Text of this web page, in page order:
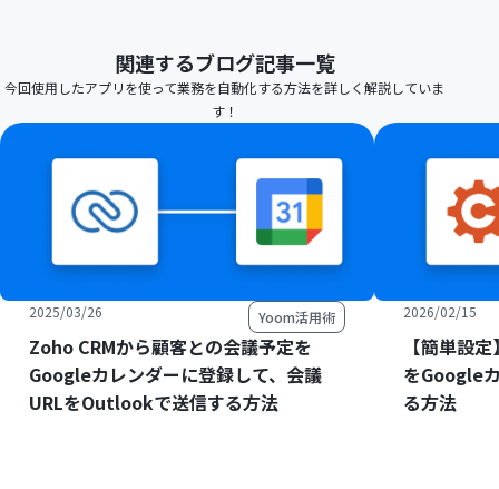
関連するブログ記事一覧
今回使用したアプリを使って業務を自動化する方法を詳しく解説していま
す！
2025/03/26 Yoom活用術
Zoho CRMから顧客との会議予定を
Googleカレンダーに登録して、会議
URLをOutlookで送信する方法
2026/02/15
【簡単設
をGoogle
る方法